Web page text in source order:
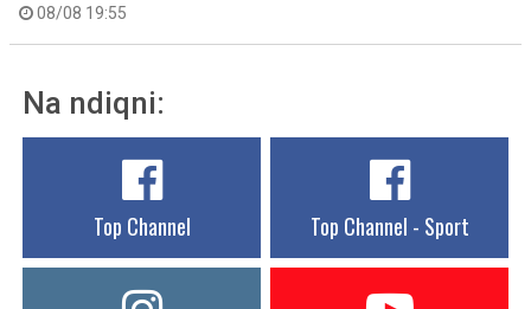
08/08 19:55
Na ndiqni:
Top Channel Top Channel - Sport